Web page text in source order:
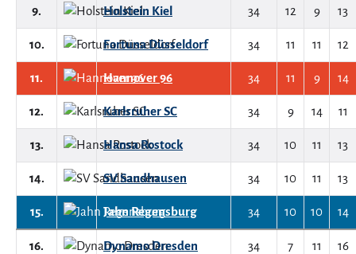
9. Holstein Kiel 34 12 9 13
10. Fortuna Düsseldorf 34 11 11 12
11. Hannover 96 34 11 9 14
12. Karlsruher SC 34 9 14 11
13. Hansa Rostock 34 10 11 13
14. SV Sandhausen 34 10 11 13
15. Jahn Regensburg 34 10 10 14
16. Dynamo Dresden 34 7 11 16